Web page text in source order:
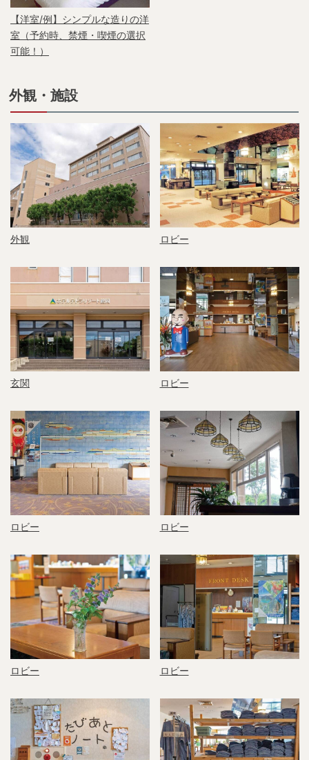
【洋室/例】シンプルな造りの洋
室（予約時、禁煙・喫煙の選択
可能！）
外観・施設
外観 ロビー
玄関 ロビー
ロビー ロビー
ロビー ロビー